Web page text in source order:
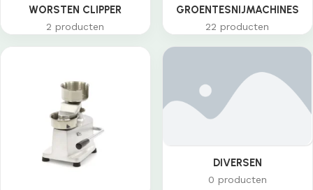
WORSTEN CLIPPER
2 producten
GROENTESNIJMACHINES
22 producten
DIVERSEN
0 producten